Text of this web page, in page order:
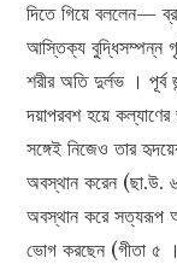
দিতে গিয়ে বললেন—
আস্তিক্য বুদ্ধিসম্পন্ন
শরীর অতি দুর্লভ । পূর্ব
দয়াপরবশ হয়ে
সঙ্গেই নিজেও তার
অবস্থান করেন (ছা.উ.
অবস্থান করে সত্যরূপ
ভোগ করছেন (গীতা ৫